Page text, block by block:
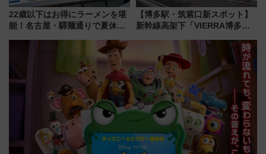
22歳以下はお得にラーメンを堪
能！名古屋・驛麺通りで夏休み
【博多駅・筑紫口新スポット】
新幹線高架下「VIERRA博多テ
など注目の全6店舗 「博多活憩
通り」も一新